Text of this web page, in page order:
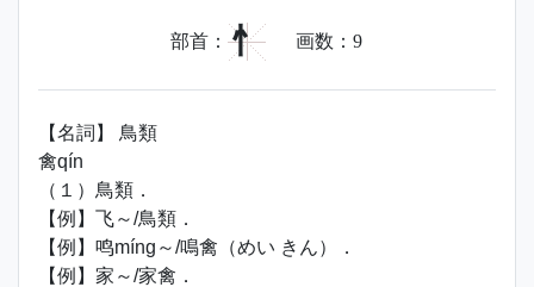
部首： 忄 画数： 9
【名詞】 鳥類
禽qín
（１）鳥類．
【例】飞～/鳥類．
【例】鸣míng～/鳴禽（めい きん）．
【例】家～/家禽．